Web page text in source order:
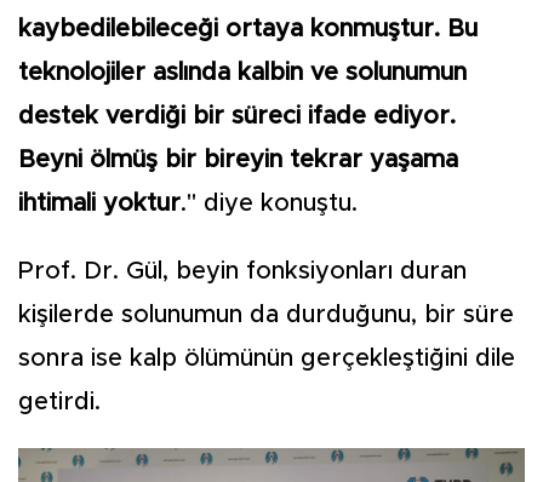
kaybedilebileceği ortaya konmuştur. Bu
teknolojiler aslında kalbin ve solunumun
destek verdiği bir süreci ifade ediyor.
Beyni ölmüş bir bireyin tekrar yaşama
ihtimali yoktur." diye konuştu.
Prof. Dr. Gül, beyin fonksiyonları duran
kişilerde solunumun da durduğunu, bir süre
sonra ise kalp ölümünün gerçekleştiğini dile
getirdi.